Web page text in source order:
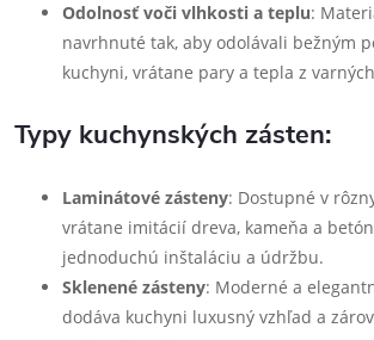
Odolnosť voči vlhkosti a teplu:
navrhnuté tak, aby odolávali bežným
kuchyni, vrátane pary a tepla z
Typy kuchynských zásten:
Laminátové zásteny: Dostupné v
vrátane imitácií dreva, kameňa a
jednoduchú inštaláciu a údržbu.
Sklenené zásteny: Moderné a
dodáva kuchyni luxusný vzhľad a